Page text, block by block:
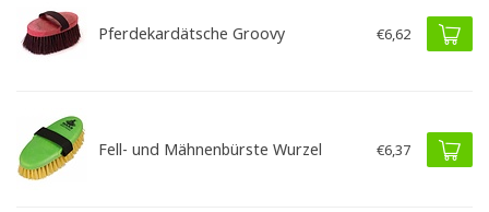
Pferdekardätsche Groovy €6,62
Fell- und Mähnenbürste Wurzel €6,37